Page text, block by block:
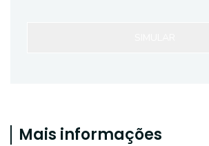
Mais informações